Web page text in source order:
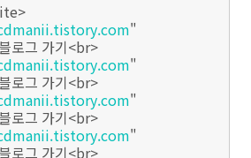
"
로그 가기<br>
"
로그 가기<br>
"
로그 가기<br>
"
로그 가기<br>